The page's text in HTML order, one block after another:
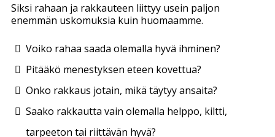
Siksi rahaan ja rakkauteen liittyy usein paljon
enemmän uskomuksia kuin huomaamme.
Voiko rahaa saada olemalla hyvä ihminen?
Pitääkö menestyksen eteen kovettua?
Onko rakkaus jotain, mikä täytyy ansaita?
Saako rakkautta vain olemalla helppo, kiltti,
tarpeeton tai riittävän hyvä?